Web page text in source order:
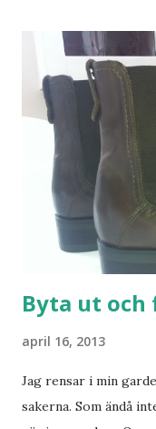
Byta ut och
april 16, 2013
Jag rensar i min
sakerna. Som ändå